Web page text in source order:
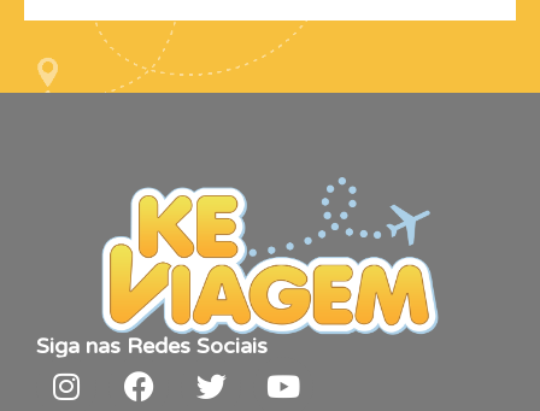
Siga nas Redes Sociais